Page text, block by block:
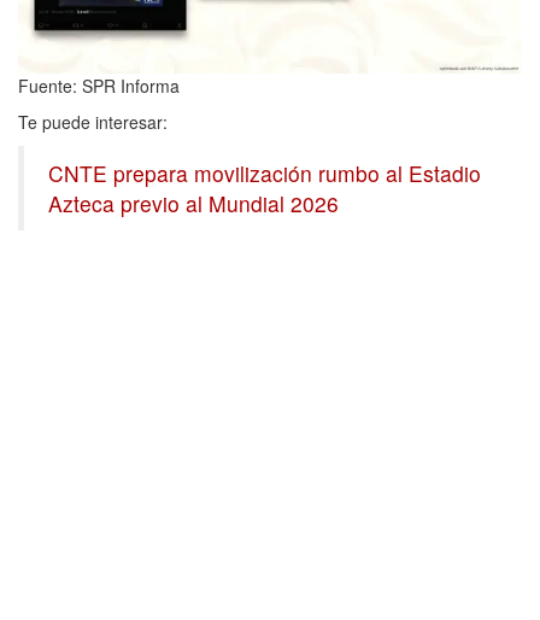
Fuente: SPR Informa
Te puede interesar:
CNTE prepara movilización rumbo al Estadio
Azteca previo al Mundial 2026